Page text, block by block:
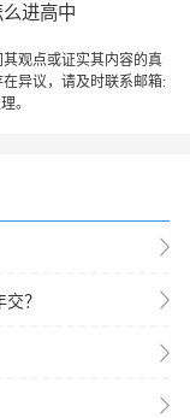
进高中
观点或证实其内容的真
异议，请及时联系邮箱:
。
？